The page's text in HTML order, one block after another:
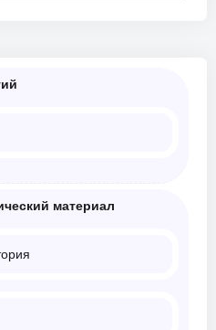
материал